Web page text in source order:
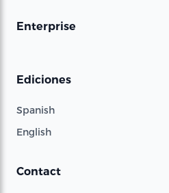
Enterprise
Ediciones
Spanish
English
Contact